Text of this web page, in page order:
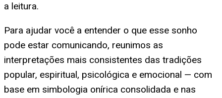
a leitura.
Para ajudar você a entender o que esse sonho
pode estar comunicando, reunimos as
interpretações mais consistentes das tradições
popular, espiritual, psicológica e emocional — com
base em simbologia onírica consolidada e nas